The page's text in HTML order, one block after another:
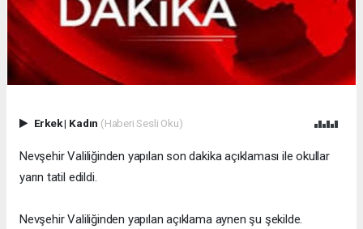
Erkek| Kadın (Haberi Sesli Oku)
Nevşehir Valiliğinden yapılan son dakika açıklaması ile okullar
yarın tatil edildi.
Nevşehir Valiliğinden yapılan açıklama aynen şu şekilde.